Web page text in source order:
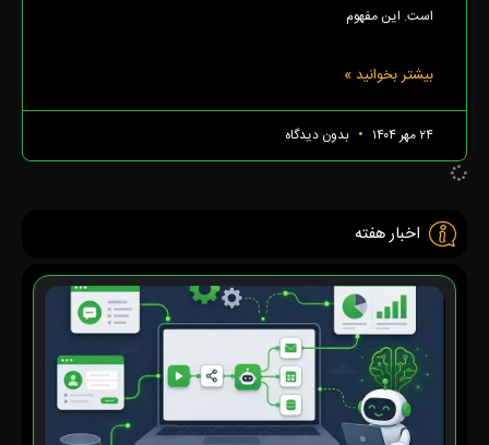
است. این مفهوم
بیشتر بخوانید »
۲۴ مهر ۱۴۰۴ بدون دیدگاه
اخبار هفته